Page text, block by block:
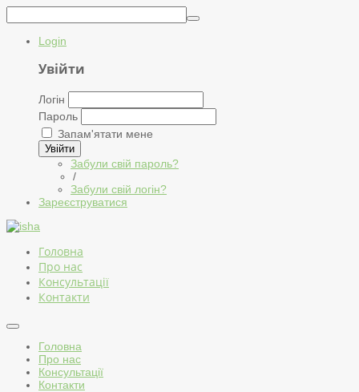
Login
Увійти
Логін
Пароль
Запам'ятати мене
Увійти
Забули свій пароль?
/
Забули свій логін?
Зареєструватися
Головна
Про нас
Консультації
Контакти
Головна
Про нас
Консультації
Контакти